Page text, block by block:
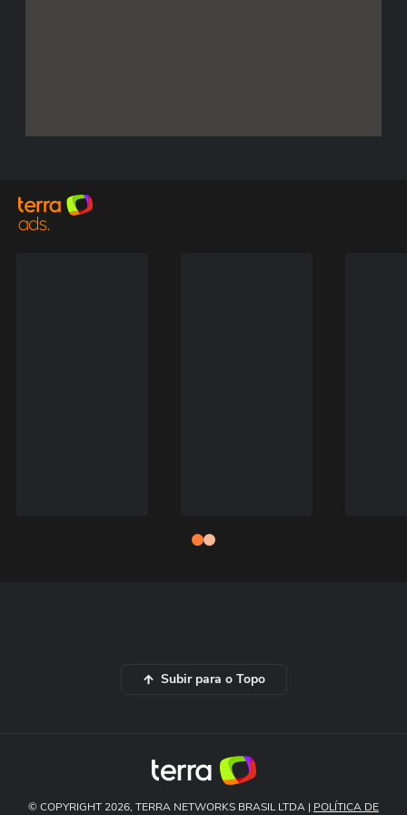
Subir para o Topo
© COPYRIGHT 2026, TERRA NETWORKS BRASIL LTDA | POLÍTICA DE